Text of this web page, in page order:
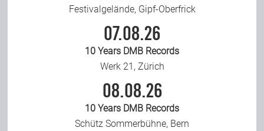
Festivalgelände, Gipf-Oberfrick
07.08.26
10 Years DMB Records
Werk 21, Zürich
08.08.26
10 Years DMB Records
Schütz Sommerbühne, Bern